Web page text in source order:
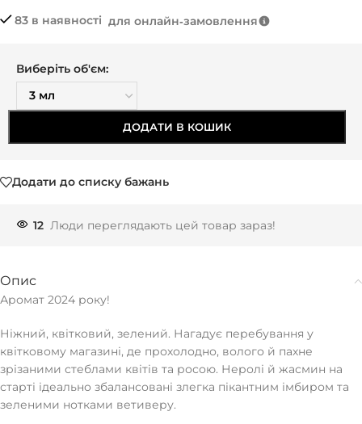
83 в наявності для онлайн‑замовлення
Виберіть об'єм:
ДОДАТИ В КОШИК
Додати до списку бажань
12 Люди переглядають цей товар зараз!
Опис
Аромат 2024 року!
Ніжний, квітковий, зелений. Нагадує перебування у
квітковому магазині, де прохолодно, волого й пахне
зрізаними стеблами квітів та росою. Неролі й жасмин на
старті ідеально збалансовані злегка пікантним імбиром та
зеленими нотками ветиверу.